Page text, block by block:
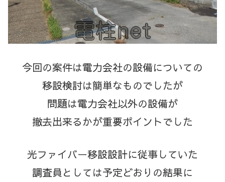
今回の案件は電力会社の設備についての
移設検討は簡単なものでしたが
問題は電力会社以外の設備が
撤去出来るかが重要ポイントでした
光ファイバー移設設計に従事していた
調査員としては予定どおりの結果に